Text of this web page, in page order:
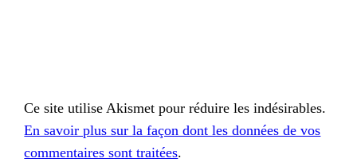
Ce site utilise Akismet pour réduire les indésirables.
En savoir plus sur la façon dont les données de vos
commentaires sont traitées.